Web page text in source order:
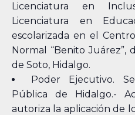
Licenciatura en
Licenciatura en
escolarizada en el
Normal “Benito Juárez”,
de Soto, Hidalgo.
Poder Ejecutivo.
Pública de Hidalgo.-
autoriza la aplicación de